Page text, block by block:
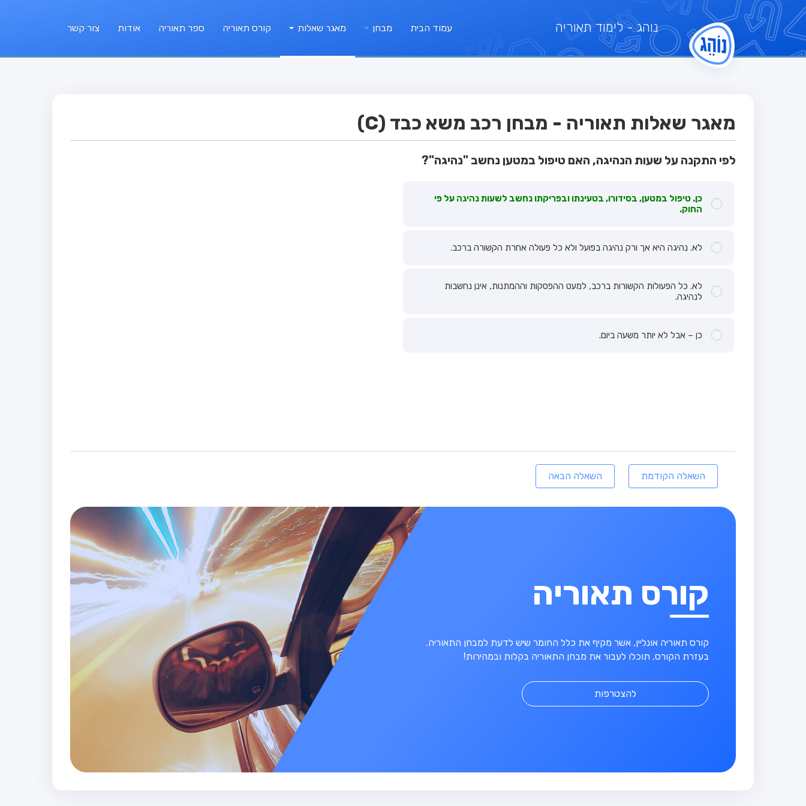
נוהג- לימוד תאוריה עמוד הבית מבחן מאגר שאלות קורס תאוריה ספר תאוריה אודות צור קשר
מאגר שאלות תאוריה - מבחן רכב משא כבד (C)
לפי התקנה על שעות הנהיגה, האם טיפול במטען נחשב "נהיגה"?
כן. טיפול במטען, בסידורו, בטעינתו ובפריקתו נחשב לשעות נהיגה על פי
החוק.
לא. נהיגה היא אך ורק נהיגה בפועל ולא כל פעולה אחרת הקשורה ברכב.
לא. כל הפעולות הקשורות ברכב, למעט ההפסקות וההמתנות, אינן נחשבות
לנהיגה.
כן – אבל לא יותר משעה ביום.
השאלה הקודמת השאלה הבאה
קורס תאוריה
קורס תאוריה אונליין, אשר מקיף את כלל החומר שיש לדעת למבחן התאוריה.
בעזרת הקורס, תוכלו לעבור את מבחן התאוריה בקלות ובמהירות!
להצטרפות